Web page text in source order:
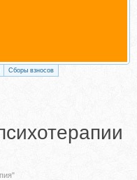
Сборы взносов